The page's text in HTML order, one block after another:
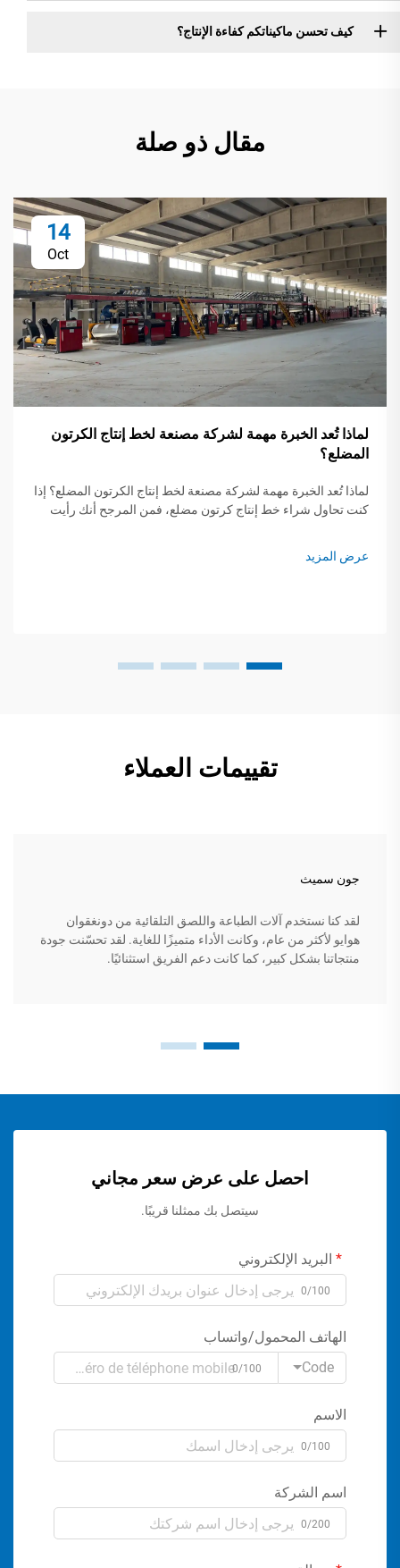
كيف تحسن ماكيناتكم كفاءة الإنتاج؟
مقال ذو صلة
14
Oct
لماذا تُعد الخبرة مهمة لشركة مصنعة لخط إنتاج الكرتون
المضلع؟
لماذا تُعد الخبرة مهمة لشركة مصنعة لخط إنتاج الكرتون المضلع؟ إذا
كنت تحاول شراء خط إنتاج كرتون مضلع، فمن المرجح أنك رأيت
عرض المزيد
تقييمات العملاء
جون سميث
لقد كنا نستخدم آلات الطباعة واللصق التلقائية من دونغقوان
هوايو لأكثر من عام، وكانت الأداء متميزًا للغاية. لقد تحسّنت جودة
منتجاتنا بشكل كبير، كما كانت دعم الفريق استثنائيًا.
احصل على عرض سعر مجاني
سيتصل بك ممثلنا قريبًا.
البريد الإلكتروني
0/100
الهاتف المحمول/واتساب
Code
0/100
الاسم
0/100
اسم الشركة
0/200